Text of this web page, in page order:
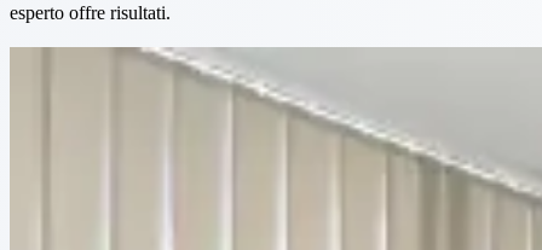
esperto offre risultati.